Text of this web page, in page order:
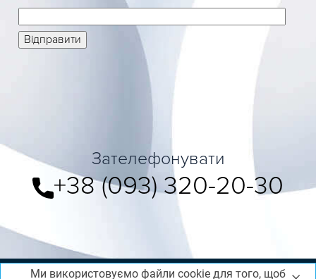
Зателефонувати
+38 (093) 320-20-30
Ми використовуємо файли cookie для того, щоб